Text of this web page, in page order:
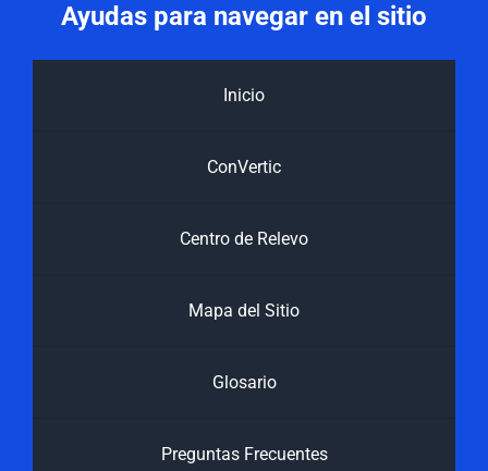
Ayudas para navegar en el sitio
Inicio
ConVertic
Centro de Relevo
Mapa del Sitio
Glosario
Preguntas Frecuentes